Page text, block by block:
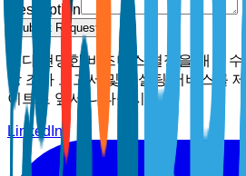
Description
Submit Request
보다 현명한 비즈니스 결정을 내릴
장 조사 보고서 및 컨설팅 서비스를
이트로 앞서 나타십시오.
LinkedIn